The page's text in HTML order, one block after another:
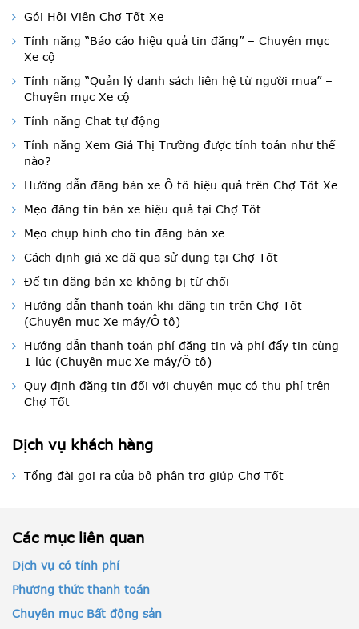
Gói Hội Viên Chợ Tốt Xe
Tính năng “Báo cáo hiệu quả tin đăng” – Chuyên mục
Xe cộ
Tính năng “Quản lý danh sách liên hệ từ người mua” –
Chuyên mục Xe cộ
Tính năng Chat tự động
Tính năng Xem Giá Thị Trường được tính toán như thế
nào?
Hướng dẫn đăng bán xe Ô tô hiệu quả trên Chợ Tốt Xe
Mẹo đăng tin bán xe hiệu quả tại Chợ Tốt
Mẹo chụp hình cho tin đăng bán xe
Cách định giá xe đã qua sử dụng tại Chợ Tốt
Để tin đăng bán xe không bị từ chối
Hướng dẫn thanh toán khi đăng tin trên Chợ Tốt
(Chuyên mục Xe máy/Ô tô)
Hướng dẫn thanh toán phí đăng tin và phí đẩy tin cùng
1 lúc (Chuyên mục Xe máy/Ô tô)
Quy định đăng tin đối với chuyên mục có thu phí trên
Chợ Tốt
Dịch vụ khách hàng
Tổng đài gọi ra của bộ phận trợ giúp Chợ Tốt
Các mục liên quan
Dịch vụ có tính phí
Phương thức thanh toán
Chuyên mục Bất động sản